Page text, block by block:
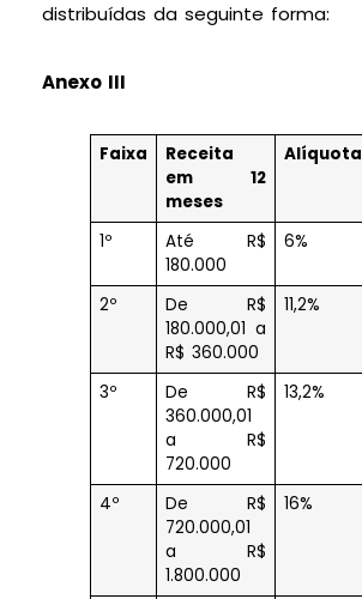
distribuídas da seguinte forma:
Anexo III
Faixa
Receita
em 12
meses
Alíquota
1º
Até R$
180.000
6%
2º
De R$
180.000,01 a
R$ 360.000
11,2%
3º
De R$
360.000,01
a R$
720.000
13,2%
4º
De R$
720.000,01
a R$
1.800.000
16%